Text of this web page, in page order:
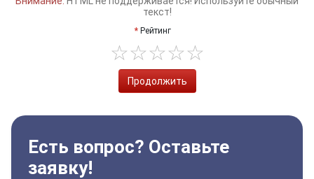
текст!
Рейтинг
Продолжить
Есть вопрос? Оставьте
заявку!